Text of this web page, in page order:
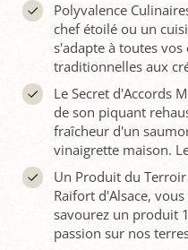
Polyvalence
chef étoilé ou un
s'adapte à toutes vos
traditionnelles aux
Le Secret d'Accords
de son piquant
fraîcheur d'un
vinaigrette maison.
Un Produit du
Raifort d'Alsace,
savourez un produit
passion sur nos